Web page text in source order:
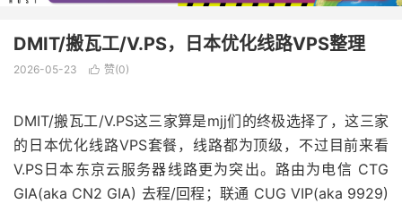
DMIT/搬瓦工/V.PS，日本优化线路VPS整理
2026-05-23  赞(0)
DMIT/搬瓦工/V.PS这三家算是mjj们的终极选择了，这三家
的日本优化线路VPS套餐，线路都为顶级，不过目前来看
V.PS日本东京云服务器线路更为突出。路由为电信 CTG
GIA(aka CN2 GIA) 去程/回程；联通 CUG VIP(aka 9929)